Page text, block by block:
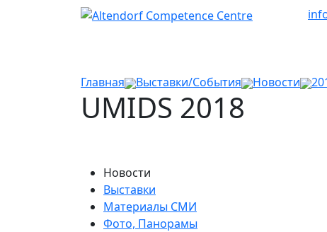
Главная Выставки/События Новости
UMIDS 2018
Новости
Выставки
Материалы СМИ
Фото, Панорамы